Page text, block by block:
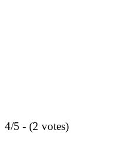
4/5 - (2 votes)